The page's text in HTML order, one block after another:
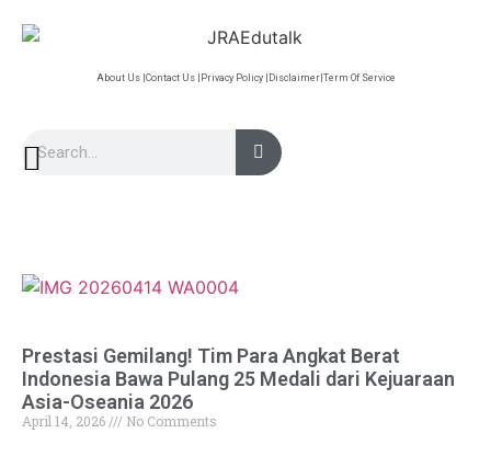
About Us | Contact Us | Privacy Policy | Disclaimer| Term Of Service
Prestasi Gemilang! Tim Para Angkat Berat
Indonesia Bawa Pulang 25 Medali dari Kejuaraan
Asia-Oseania 2026
April 14, 2026 No Comments